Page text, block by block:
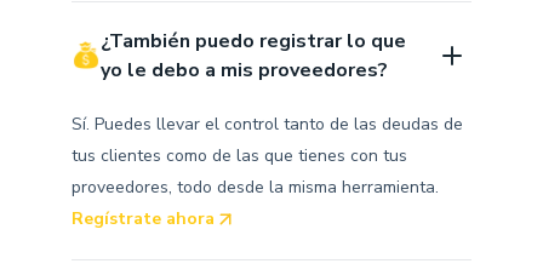
¿También puedo registrar lo que
yo le debo a mis proveedores?
Sí. Puedes llevar el control tanto de las deudas de
tus clientes como de las que tienes con tus
proveedores, todo desde la misma herramienta.
Regístrate ahora